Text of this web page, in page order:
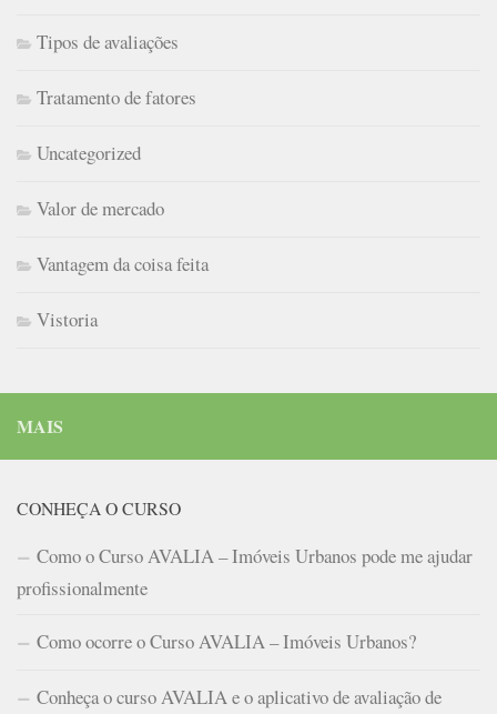
Tipos de avaliações
Tratamento de fatores
Uncategorized
Valor de mercado
Vantagem da coisa feita
Vistoria
MAIS
CONHEÇA O CURSO
Como o Curso AVALIA – Imóveis Urbanos pode me ajudar
profissionalmente
Como ocorre o Curso AVALIA – Imóveis Urbanos?
Conheça o curso AVALIA e o aplicativo de avaliação de